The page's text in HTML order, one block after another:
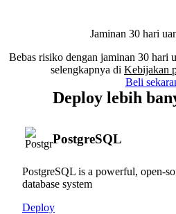
Jaminan 30 hari
Bebas risiko dengan jaminan 30 hari
selengkapnya di Kebijakan
Beli
Deploy lebih
PostgreSQL
PostgreSQL is a powerful, open-
database system
Deploy